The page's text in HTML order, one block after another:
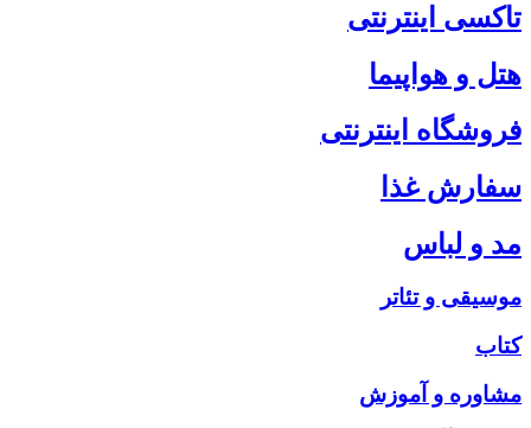
تاکسی اینترنتی
هتل و هواپیما
فروشگاه اینترنتی
سفارش غذا
مد و لباس
موسیقی و تئاتر
کتاب
مشاوره و آموزش